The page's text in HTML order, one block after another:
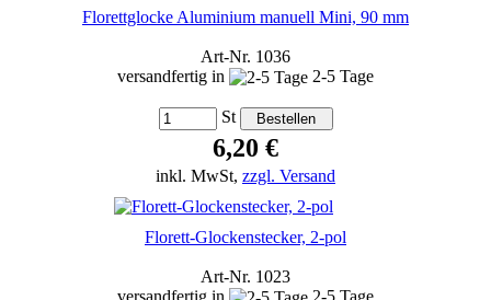
Florettglocke Aluminium manuell Mini, 90 mm
Art-Nr. 1036
versandfertig in
2-5 Tage
St
6,20 €
inkl. MwSt, zzgl. Versand
Florett-Glockenstecker, 2-pol
Art-Nr. 1023
versandfertig in
2-5 Tage